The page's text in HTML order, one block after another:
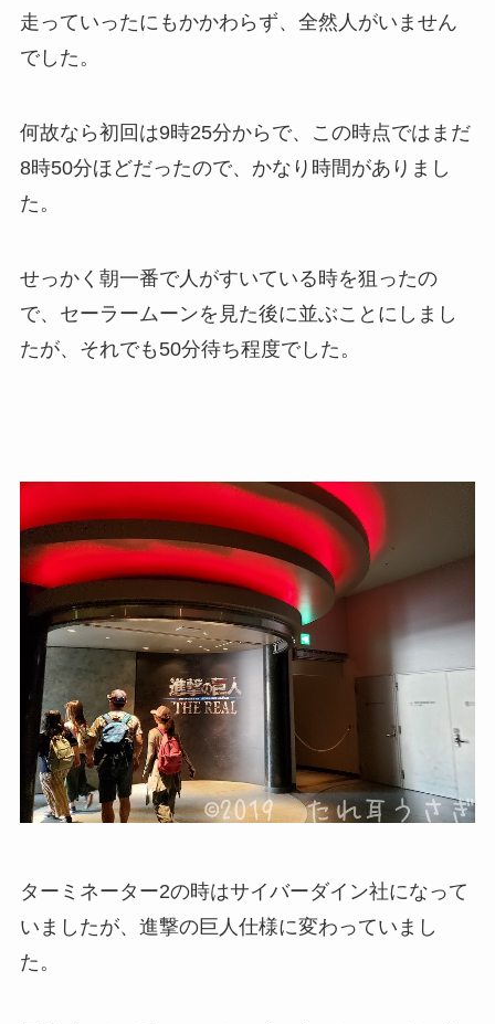
走っていったにもかかわらず、全然人がいません
でした。
何故なら初回は9時25分からで、この時点ではまだ
8時50分ほどだったので、かなり時間がありまし
た。
せっかく朝一番で人がすいている時を狙ったの
で、セーラームーンを見た後に並ぶことにしまし
たが、それでも50分待ち程度でした。
ターミネーター2の時はサイバーダイン社になって
いましたが、進撃の巨人仕様に変わっていまし
た。